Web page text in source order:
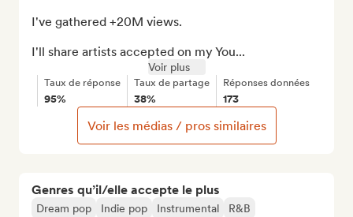
Genres qu’il/elle accepte le plus
Dream pop Indie pop Instrumental
R&B
I've gathered +20M views.
I'll share artists accepted on my You...
Voir plus
Taux de réponse
95%
Taux de partage
38%
Réponses données
173
Voir les médias / pros similaires